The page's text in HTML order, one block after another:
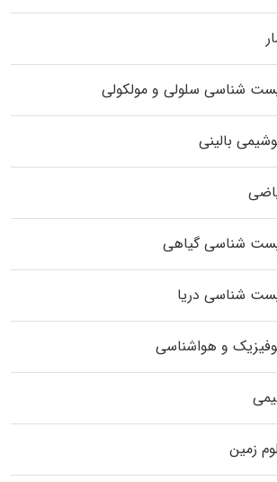
شناسی سلولی و مولکولی
بالینی
شناسی گیاهی
شناسی دریا
و هواشناسی
زمین